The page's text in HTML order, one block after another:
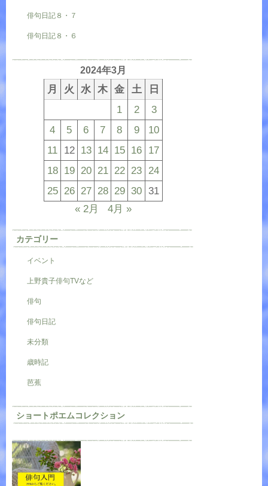
俳句日記８・７
俳句日記８・６
2024年3月
月 火 水 木 金 土
日
1
2
3
4
5 6 7 8 9
10
11 12 13 14 15 16 17
18 19 20 21 22 23 24
25 26 27 28 29 30 31
« 2月
4月 »
カテゴリー
イベント
上野貴子俳句TVなど
俳句
俳句日記
未分類
歳時記
芭蕉
ショートポエムコレクション